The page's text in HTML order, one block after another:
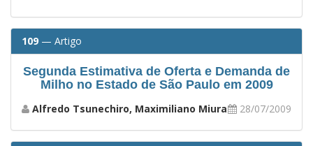
109 — Artigo
Segunda Estimativa de Oferta e Demanda de
Milho no Estado de São Paulo em 2009
Alfredo Tsunechiro, Maximiliano Miura 28/07/2009